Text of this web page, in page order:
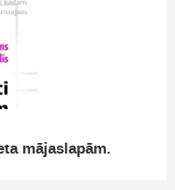
mājaslapām.